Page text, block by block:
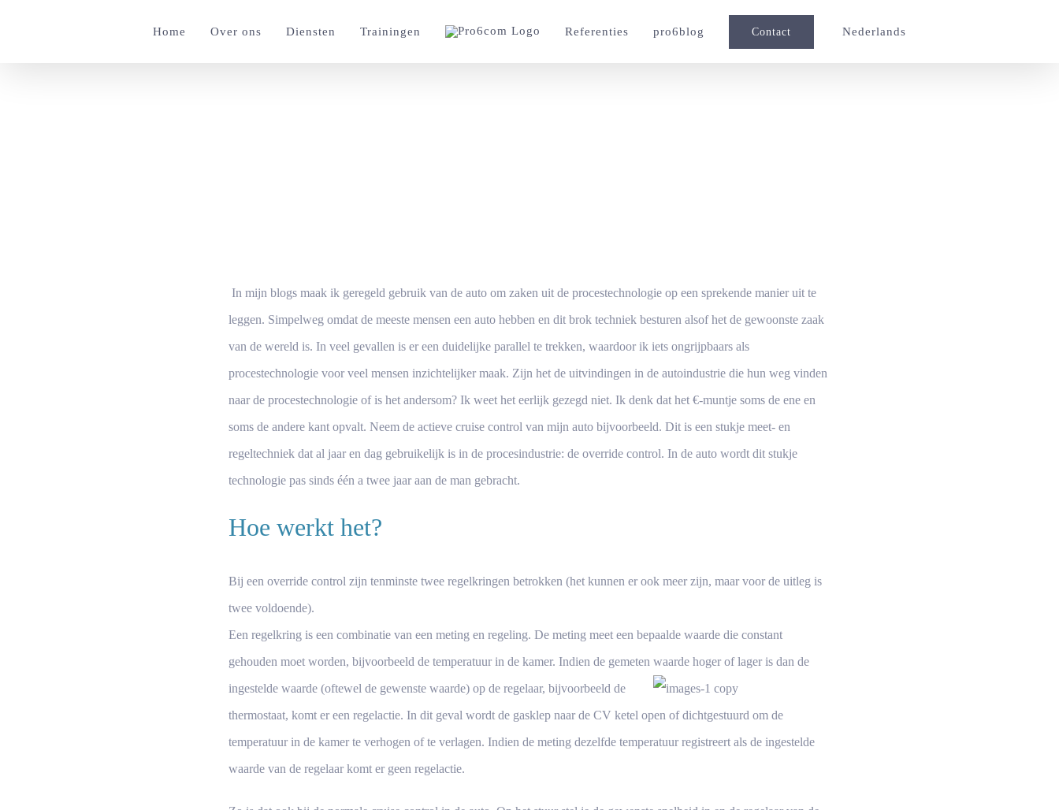
Home Over ons Diensten Trainingen Referenties pro6blog Contact Nederlands
In mijn blogs maak ik geregeld gebruik van de auto om zaken uit de procestechnologie op een sprekende manier uit te
leggen. Simpelweg omdat de meeste mensen een auto hebben en dit brok techniek besturen alsof het de gewoonste zaak
van de wereld is. In veel gevallen is er een duidelijke parallel te trekken, waardoor ik iets ongrijpbaars als
procestechnologie voor veel mensen inzichtelijker maak. Zijn het de uitvindingen in de autoindustrie die hun weg vinden
naar de procestechnologie of is het andersom? Ik weet het eerlijk gezegd niet. Ik denk dat het €-muntje soms de ene en
soms de andere kant opvalt. Neem de actieve cruise control van mijn auto bijvoorbeeld. Dit is een stukje meet- en
regeltechniek dat al jaar en dag gebruikelijk is in de procesindustrie: de override control. In de auto wordt dit stukje
technologie pas sinds één a twee jaar aan de man gebracht.
Hoe werkt het?
Bij een override control zijn tenminste twee regelkringen betrokken (het kunnen er ook meer zijn, maar voor de uitleg is
twee voldoende).
Een regelkring is een combinatie van een meting en regeling. De meting meet een bepaalde waarde die constant
gehouden moet worden, bijvoorbeeld de temperatuur in de kamer. Indien de gemeten waarde hoger of lager is dan de
ingestelde waarde (oftewel de gewenste waarde) op de regelaar, bijvoorbeeld de
thermostaat, komt er een regelactie. In dit geval wordt de gasklep naar de CV ketel open of dichtgestuurd om de
temperatuur in de kamer te verhogen of te verlagen. Indien de meting dezelfde temperatuur registreert als de ingestelde
waarde van de regelaar komt er geen regelactie.